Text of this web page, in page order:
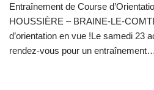
Entraînement de Course
HOUSSIÈRE – BRAINE-LE-
d’orientation en vue !Le samedi 23
rendez-vous pour un entraînement…